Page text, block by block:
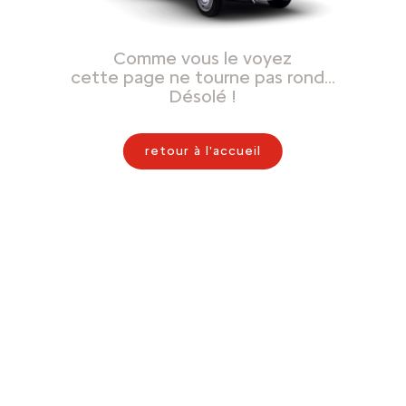
Comme vous le voyez
cette page ne tourne pas rond…
Désolé !
retour à l'accueil